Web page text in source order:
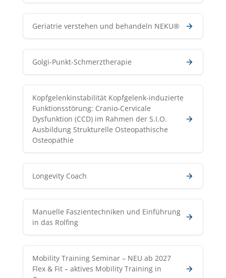
Geriatrie verstehen und behandeln NEKU®
Golgi-Punkt-Schmerztherapie
Kopfgelenkinstabilität Kopfgelenk-induzierte
Funktionsstörung: Cranio-Cervicale
Dysfunktion (CCD) im Rahmen der S.I.O.
Ausbildung Strukturelle Osteopathische
Osteopathie
Longevity Coach
Manuelle Faszientechniken und Einführung
in das Rolfing
Mobility Training Seminar – NEU ab 2027
Flex & Fit – aktives Mobility Training in